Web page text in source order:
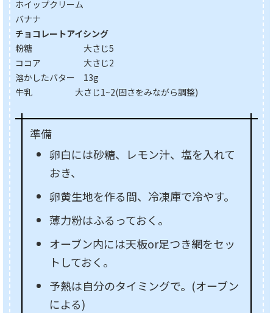
ホイップクリーム
バナナ
チョコレートアイシング
粉糖 大さじ5
ココア 大さじ2
溶かしたバター 13g
牛乳 大さじ1~2(固さをみながら調整)
準備
卵白には砂糖、レモン汁、塩を入れて
おき、
卵黄生地を作る間、冷凍庫で冷やす。
薄力粉はふるっておく。
オーブン内には天板or足つき網をセッ
トしておく。
予熱は自分のタイミングで。(オーブン
による)